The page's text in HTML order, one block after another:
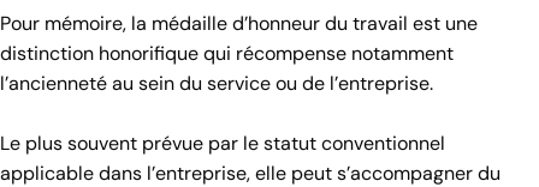
Pour mémoire, la médaille d’honneur du travail est une
distinction honorifique qui récompense notamment
l’ancienneté au sein du service ou de l’entreprise.
Le plus souvent prévue par le statut conventionnel
applicable dans l’entreprise, elle peut s’accompagner du